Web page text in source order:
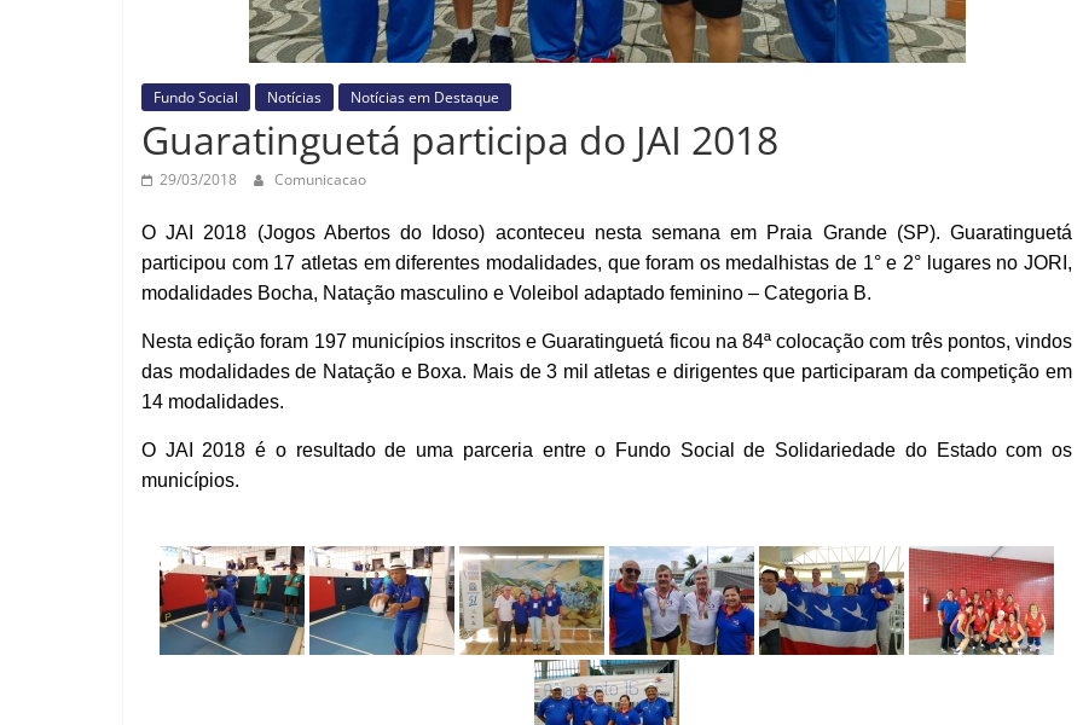
Fundo Social Notícias Notícias em Destaque
Guaratinguetá participa do JAI 2018
29/03/2018 Comunicacao
OJAI 2018 (Jogos Abertos do Idoso) aconteceu nesta semana em Praia Grande (SP). Guaratinguetá
participou com 17 atletas em diferentes modalidades, que foram os medalhistas de 1° e 2° lugares no JORI,
modalidades Bocha, Natação masculino e Voleibol adaptado feminino – Categoria B.
Nesta edição foram 197 municípios inscritos e Guaratinguetá ficou na 84ª colocação com três pontos, vindos
das modalidades de Natação e Boxa. Mais de 3 mil atletas e dirigentes que participaram da competição em
14 modalidades.
O JAI 2018 é o resultado de uma parceria entre o Fundo Social de Solidariedade do Estado com os
municípios.